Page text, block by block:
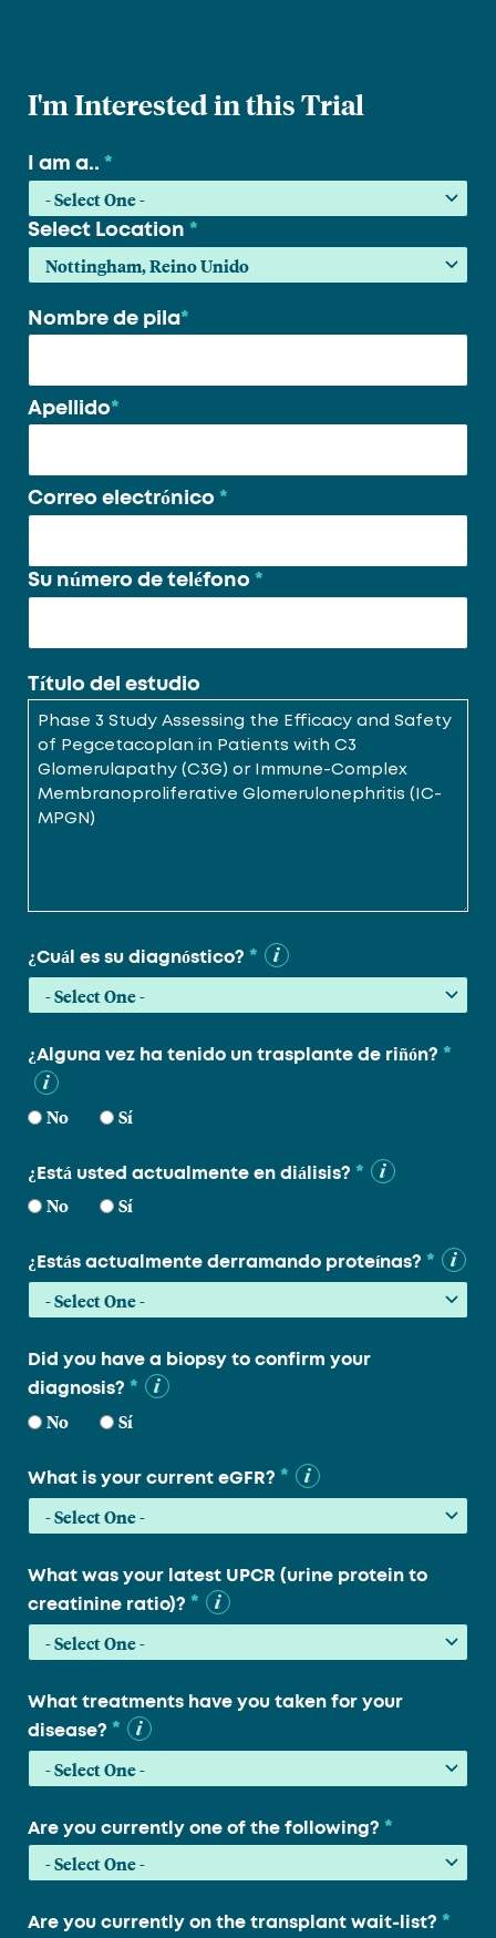
I'm Interested in this Trial
I am a.. *
Select Location *
Su
Nombre de pila*
Apellido*
Correo electrónico *
Su número de teléfono *
Título del estudio
¿Cuál es su diagnóstico? *
¿Alguna vez ha tenido un trasplante de riñón? *
No Sí
¿Está usted actualmente en diálisis? *
No Sí
¿Estás actualmente derramando proteínas? *
Did you have a biopsy to confirm your
diagnosis? *
No Sí
What is your current eGFR? *
What was your latest UPCR (urine protein to
creatinine ratio)? *
What treatments have you taken for your
disease? *
Are you currently one of the following? *
Are you currently on the transplant wait-list? *